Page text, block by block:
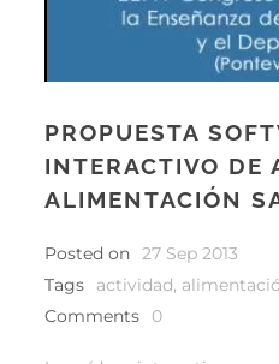
PROPUESTA
INTERACTIVO DE
ALIMENTACIÓN
Posted on 27 Sep 2013
Tags
actividad,
Comments
0